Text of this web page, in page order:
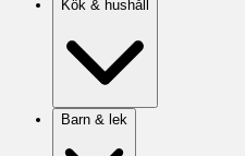
Kök & hushåll
Barn & lek